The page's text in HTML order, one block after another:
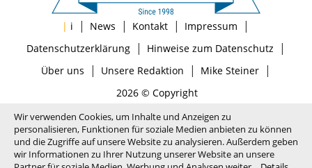
| i | News | Kontakt | Impressum |
Datenschutzerklärung| Hinweise zum Datenschutz |
Über uns | Unsere Redaktion | Mike Steiner|
2026 © Copyright
Wir verwenden Cookies, um Inhalte und Anzeigen zu
personalisieren, Funktionen für soziale Medien anbieten zu können
und die Zugriffe auf unsere Website zu analysieren. Außerdem geben
wir Informationen zu Ihrer Nutzung unserer Website an unsere